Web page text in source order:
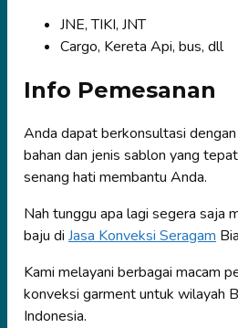
JNE, TIKI, JNT
Cargo, Kereta Api, bus, dll
Info Pemesanan
Anda dapat berkonsultasi
bahan dan jenis sablon yang
senang hati membantu Anda.
Nah tunggu apa lagi segera saja
baju di Jasa Konveksi Seragam
Kami melayani berbagai macam
konveksi garment untuk wilayah
Indonesia.